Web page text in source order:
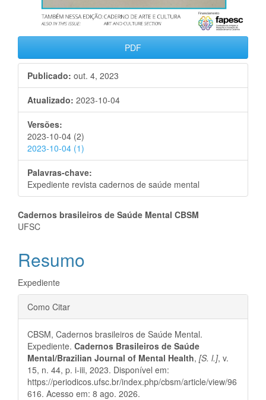
PDF
Publicado: out. 4, 2023
Atualizado: 2023-10-04
Versões:
2023-10-04 (2)
2023-10-04 (1)
Palavras-chave:
Expediente revista cadernos de saúde mental
Conteúdo
artigo
principal
Cadernos brasileiros de Saúde Mental CBSM
UFSC
Resumo
Expediente
Detalhes
do
artigo
Como Citar
CBSM, Cadernos brasileiros de Saúde Mental.
Expediente. Cadernos Brasileiros de Saúde
Mental/Brazilian Journal of Mental Health, [S. l.], v.
15, n. 44, p. i-iii, 2023. Disponível em:
https://periodicos.ufsc.br/index.php/cbsm/article/view/96
616. Acesso em: 8 ago. 2026.